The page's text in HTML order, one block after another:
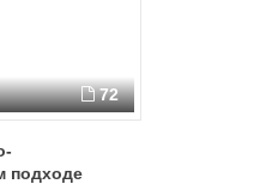
72
подходе